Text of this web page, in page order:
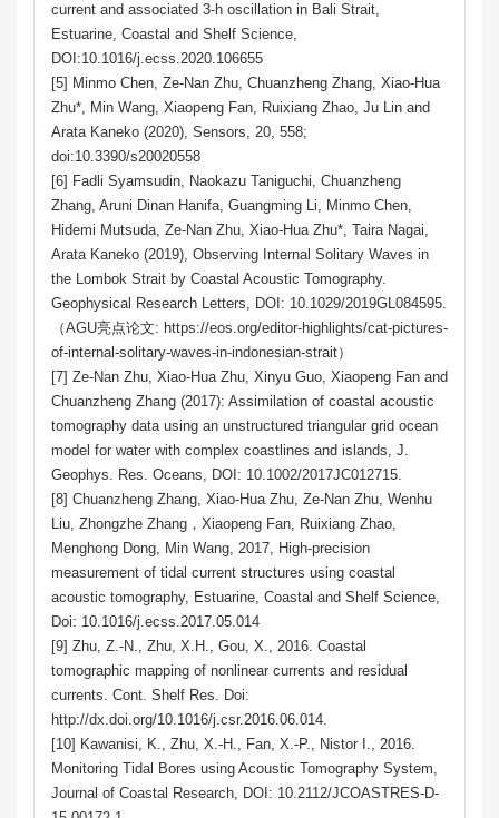
current and associated 3-h oscillation in Bali Strait,
Estuarine, Coastal and Shelf Science,
DOI:10.1016/j.ecss.2020.106655
[5] Minmo Chen, Ze-Nan Zhu, Chuanzheng Zhang, Xiao-Hua
Zhu*, Min Wang, Xiaopeng Fan, Ruixiang Zhao, Ju Lin and
Arata Kaneko (2020), Sensors, 20, 558;
doi:10.3390/s20020558
[6] Fadli Syamsudin, Naokazu Taniguchi, Chuanzheng
Zhang, Aruni Dinan Hanifa, Guangming Li, Minmo Chen,
Hidemi Mutsuda, Ze-Nan Zhu, Xiao-Hua Zhu*, Taira Nagai,
Arata Kaneko (2019), Observing Internal Solitary Waves in
the Lombok Strait by Coastal Acoustic Tomography.
Geophysical Research Letters, DOI: 10.1029/2019GL084595.
（AGU亮点论文: https://eos.org/editor-highlights/cat-pictures-
of-internal-solitary-waves-in-indonesian-strait）
[7] Ze‐Nan Zhu, Xiao‐Hua Zhu, Xinyu Guo, Xiaopeng Fan and
Chuanzheng Zhang (2017): Assimilation of coastal acoustic
tomography data using an unstructured triangular grid ocean
model for water with complex coastlines and islands, J.
Geophys. Res. Oceans, DOI: 10.1002/2017JC012715.
[8] Chuanzheng Zhang, Xiao-Hua Zhu, Ze-Nan Zhu, Wenhu
Liu, Zhongzhe Zhang，Xiaopeng Fan, Ruixiang Zhao,
Menghong Dong, Min Wang, 2017, High-precision
measurement of tidal current structures using coastal
acoustic tomography, Estuarine, Coastal and Shelf Science,
Doi: 10.1016/j.ecss.2017.05.014
[9] Zhu, Z.-N., Zhu, X.H., Gou, X., 2016. Coastal
tomographic mapping of nonlinear currents and residual
currents. Cont. Shelf Res. Doi:
http://dx.doi.org/10.1016/j.csr.2016.06.014.
[10] Kawanisi, K., Zhu, X.-H., Fan, X.-P., Nistor I., 2016.
Monitoring Tidal Bores using Acoustic Tomography System,
Journal of Coastal Research, DOI: 10.2112/JCOASTRES-D-